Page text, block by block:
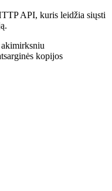
API, kuris leidžia siųsti
kopijos